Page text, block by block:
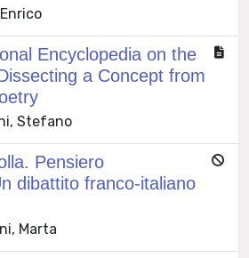
Encyclopedia on the
a Concept from
Stefano
Pensiero
dibattito franco-italiano
Marta